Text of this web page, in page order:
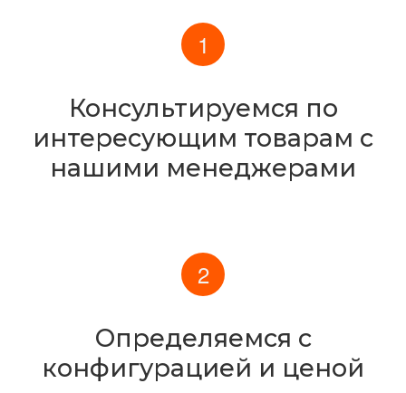
Консультируемся по
интересующим товарам с
нашими менеджерами
Определяемся с
конфигурацией и ценой